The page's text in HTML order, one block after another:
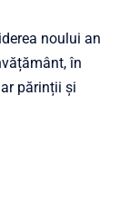
noului an
în
părinții şi